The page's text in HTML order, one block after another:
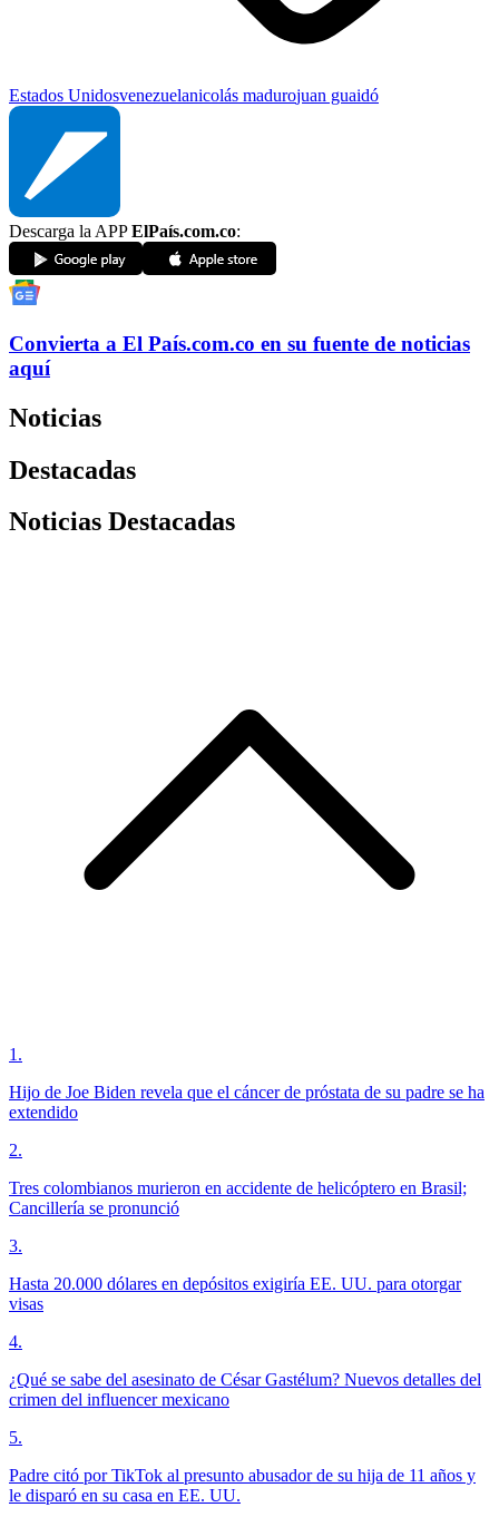
Estados Unidosvenezuelanicolás madurojuan guaidó
Descarga la APPElPaís.com.co:
Convierta a El País.com.co en su fuente de noticias
aquí
Noticias
Destacadas
Noticias Destacadas
1 .
Hijo de Joe Biden revela que el cáncer de próstata de su padre se ha
extendido
2.
Tres colombianos murieron en accidente de helicóptero en Brasil;
Cancillería se pronunció
3.
Hasta 20.000 dólares en depósitos exigiría EE. UU. para otorgar
visas
4.
¿Qué se sabe del asesinato de César Gastélum? Nuevos detalles del
crimen del influencer mexicano
5.
Padre citó por TikTok al presunto abusador de su hija de 11 años y
le disparó en su casa en EE. UU.